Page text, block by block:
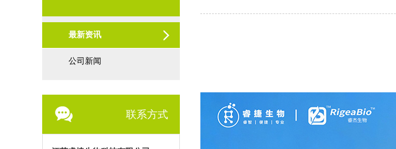
最新资讯
公司新闻
联系方式